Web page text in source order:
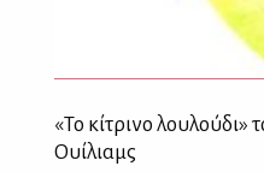
«Το κίτρινο λουλούδι»
Ουίλιαμς